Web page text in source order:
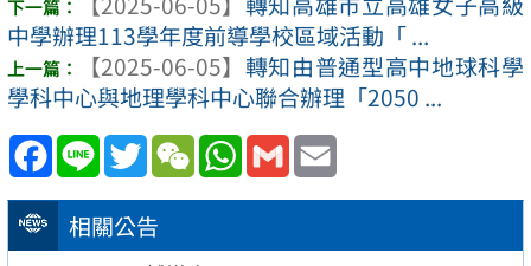
相關公告
中學辦理113學年度前導學校區域活動「 ...
【2025-06-05】 轉知由普通型高中地球科學
學科中心與地理學科中心聯合辦理「2050 ...
Facebook
Line TwitterWeChatWhatsApp
Gmail